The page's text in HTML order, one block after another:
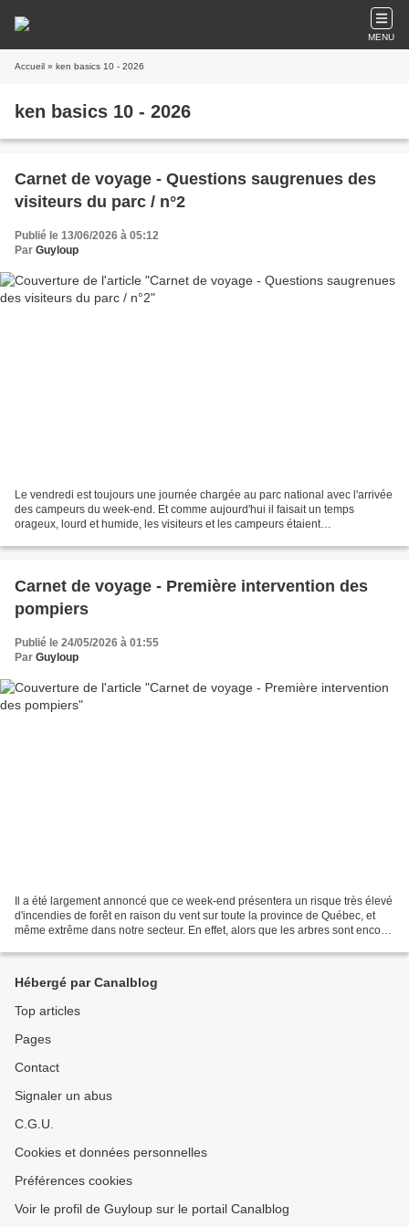
MENU
Accueil » ken basics 10 - 2026
ken basics 10 - 2026
Carnet de voyage - Questions saugrenues des
visiteurs du parc / n°2
Publié le 13/06/2026 à 05:12
Par Guyloup
Le vendredi est toujours une journée chargée au parc national avec l'arrivée
des campeurs du week-end. Et comme aujourd'hui il faisait un temps
orageux, lourd et humide, les visiteurs et les campeurs étaient
Carnet de voyage - Première intervention des
pompiers
Publié le 24/05/2026 à 01:55
Par Guyloup
Il a été largement annoncé que ce week-end présentera un risque très élevé
d'incendies de forêt en raison du vent sur toute la province de Québec, et
même extrême dans notre secteur. En effet, alors que les arbres sont encore
Hébergé par Canalblog
Top articles
Pages
Contact
Signaler un abus
C.G.U.
Cookies et données personnelles
Préférences cookies
Voir le profil de Guyloup sur le portail Canalblog